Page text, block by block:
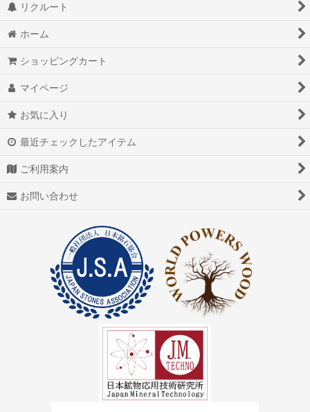
アイスクォーツ
アイリスクォーツ
アゼツライト
アフガナイト
アップルグリーンファントム
アベンチュリン
リクルート
ホーム
ショッピングカート
マイページ
お気に入り
最近チェックしたアイテム
ご利用案内
お問い合わせ